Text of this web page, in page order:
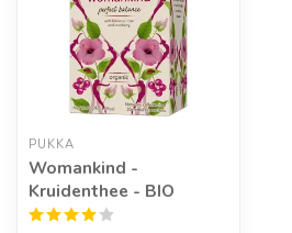
PUKKA
Womankind -
Kruidenthee - BIO